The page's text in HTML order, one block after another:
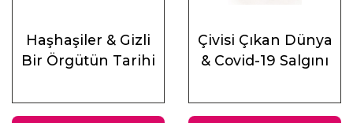
Haşhaşiler & Gizli
Bir Örgütün Tarihi
Çivisi Çıkan Dünya
& Covid-19 Salgını
Muhasebeler